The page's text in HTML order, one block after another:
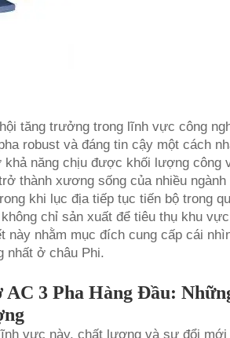
tăng trưởng trong lĩnh vực công
robust và đáng tin cậy một cách
năng chịu được khối lượng công
thành xương sống của nhiều
khi lục địa tiếp tục tiến bộ trong
chỉ sản xuất để tiêu thụ khu
này nhằm mục đích cung cấp cái
nhất ở châu Phi.
3 Pha Hàng Đầu:
vực này, chất lượng và sự đổi